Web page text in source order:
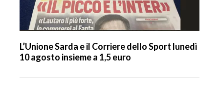
L’Unione Sarda e il Corriere dello Sport lunedì
10 agosto insieme a 1,5 euro